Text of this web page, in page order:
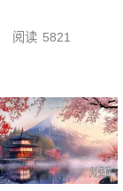
阅读 5821